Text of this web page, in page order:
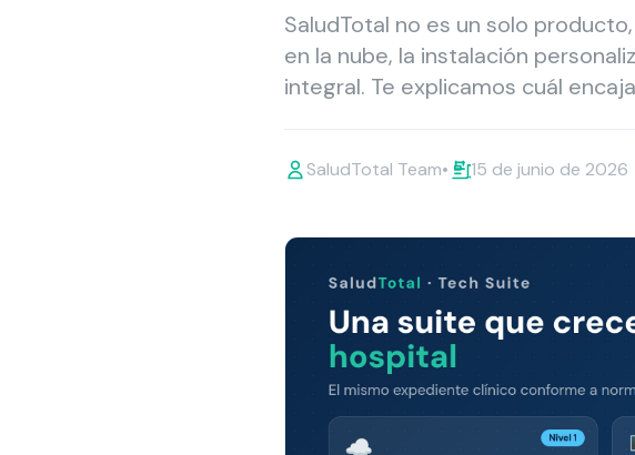
SaludTotal no es un solo
en la nube, la instalación
integral. Te explicamos cuál
SaludTotal Team• 15 de junio de 2026